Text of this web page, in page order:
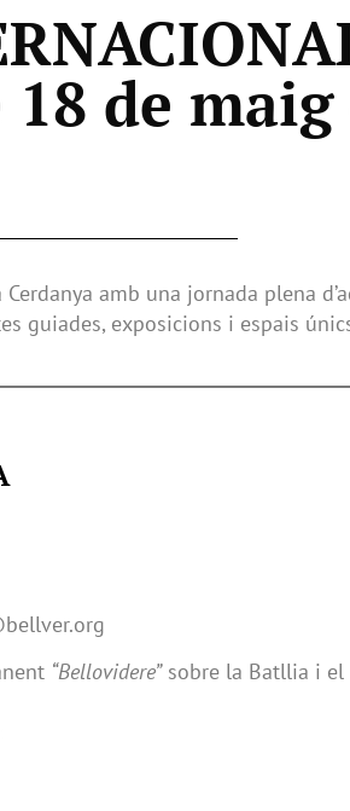
de maig
amb una jornada plena
guiades, exposicions i espais
“Bellovidere”sobre la Batllia i el